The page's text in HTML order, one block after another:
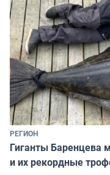
РЕГИОН
Гиганты Баренцева
и их рекордные